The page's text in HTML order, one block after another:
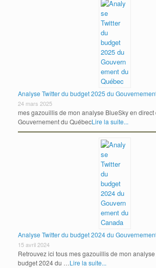
Analyse Twitter du budget 2025 du
24 mars 2025
mes gazouillis de mon analyse BlueSky en
Gouvernement du QuébecLire la suite...
Analyse Twitter du budget 2024 du
15 avril 2024
Retrouvez ici tous mes gazouillis de mon
budget 2024 du …Lire la suite...